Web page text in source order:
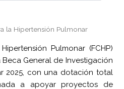
la Hipertensión Pulmonar
Pulmonar (FCHP)
General de Investigación
2025, con una dotación total
a apoyar proyectos de